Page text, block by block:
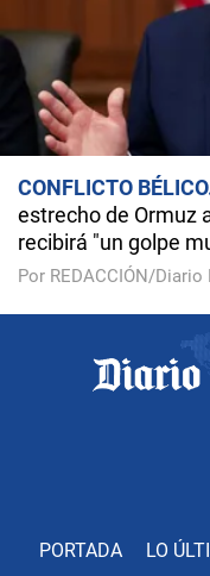
CONFLICTO BÉLICO
estrecho de Ormuz
recibirá "un golpe
Por REDACCIÓN/
PORTADA LO